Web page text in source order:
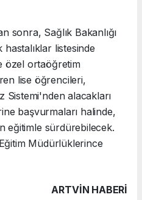
sonra, Sağlık Bakanlığı
listesinde
özel ortaöğretim
lise öğrencileri,
Sistemi'nden alacakları
başvurmaları halinde,
eğitimle sürdürebilecek.
Müdürlüklerince
ARTVIN HABERİ